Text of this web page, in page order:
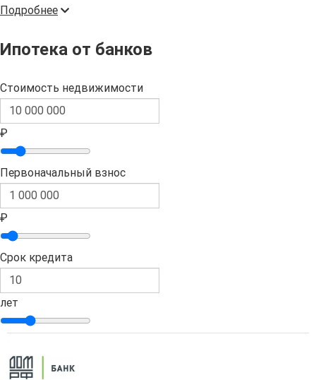
Подробнее
Ипотека от банков
Стоимость недвижимости
₽
Первоначальный взнос
₽
Срок кредита
лет